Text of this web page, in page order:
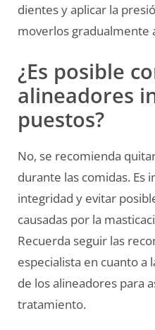
dientes y aplicar la
moverlos gradualmente
¿Es posible
alineadores
puestos?
No, se recomienda
durante las comidas. Es
integridad y evitar
causadas por la
Recuerda seguir las
especialista en cuanto a
de los alineadores para
tratamiento.